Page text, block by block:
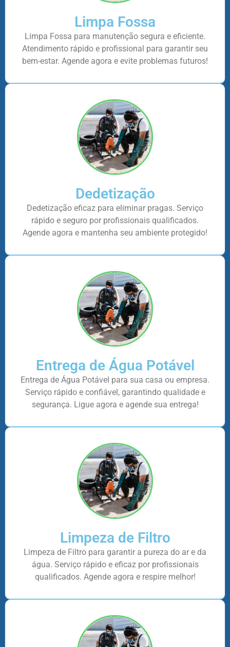
Limpa Fossa
Limpa Fossa para manutenção segura e eficiente.
Atendimento rápido e profissional para garantir seu
bem-estar. Agende agora e evite problemas futuros!
Dedetização
Dedetização eficaz para eliminar pragas. Serviço
rápido e seguro por profissionais qualificados.
Agende agora e mantenha seu ambiente protegido!
Entrega de Água Potável
Entrega de Água Potável para sua casa ou empresa.
Serviço rápido e confiável, garantindo qualidade e
segurança. Ligue agora e agende sua entrega!
Limpeza de Filtro
Limpeza de Filtro para garantir a pureza do ar e da
água. Serviço rápido e eficaz por profissionais
qualificados. Agende agora e respire melhor!